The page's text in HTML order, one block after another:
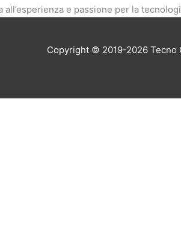
e passione per la
Copyright © 2019-2026 Tecno